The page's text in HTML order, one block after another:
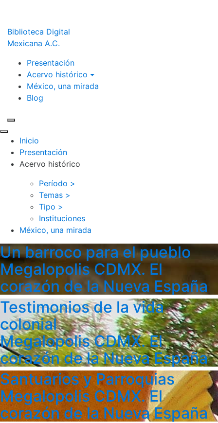
Biblioteca Digital
Mexicana A.C.
Presentación
Acervo histórico
México, una mirada
Blog
Inicio
Presentación
Acervo histórico
Período >
Temas >
Tipo >
Instituciones
México, una mirada
Un barroco para el pueblo
Megalopolis CDMX. El
corazón de la Nueva España
Testimonios de la vida
colonial
Megalopolis CDMX. El
corazón de la Nueva España
Santuarios y Parroquias
Megalopolis CDMX. El
corazón de la Nueva España